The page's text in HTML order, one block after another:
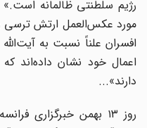
رژیم سلطنتی ظالمانه است.»
مورد عکس‌العمل ارتش ترسی
افسران علناً نسبت به آیت‌الله
اعمال خود نشان داده‌اند
دارند»...
روز ۱۳ بهمن خبرگزاری